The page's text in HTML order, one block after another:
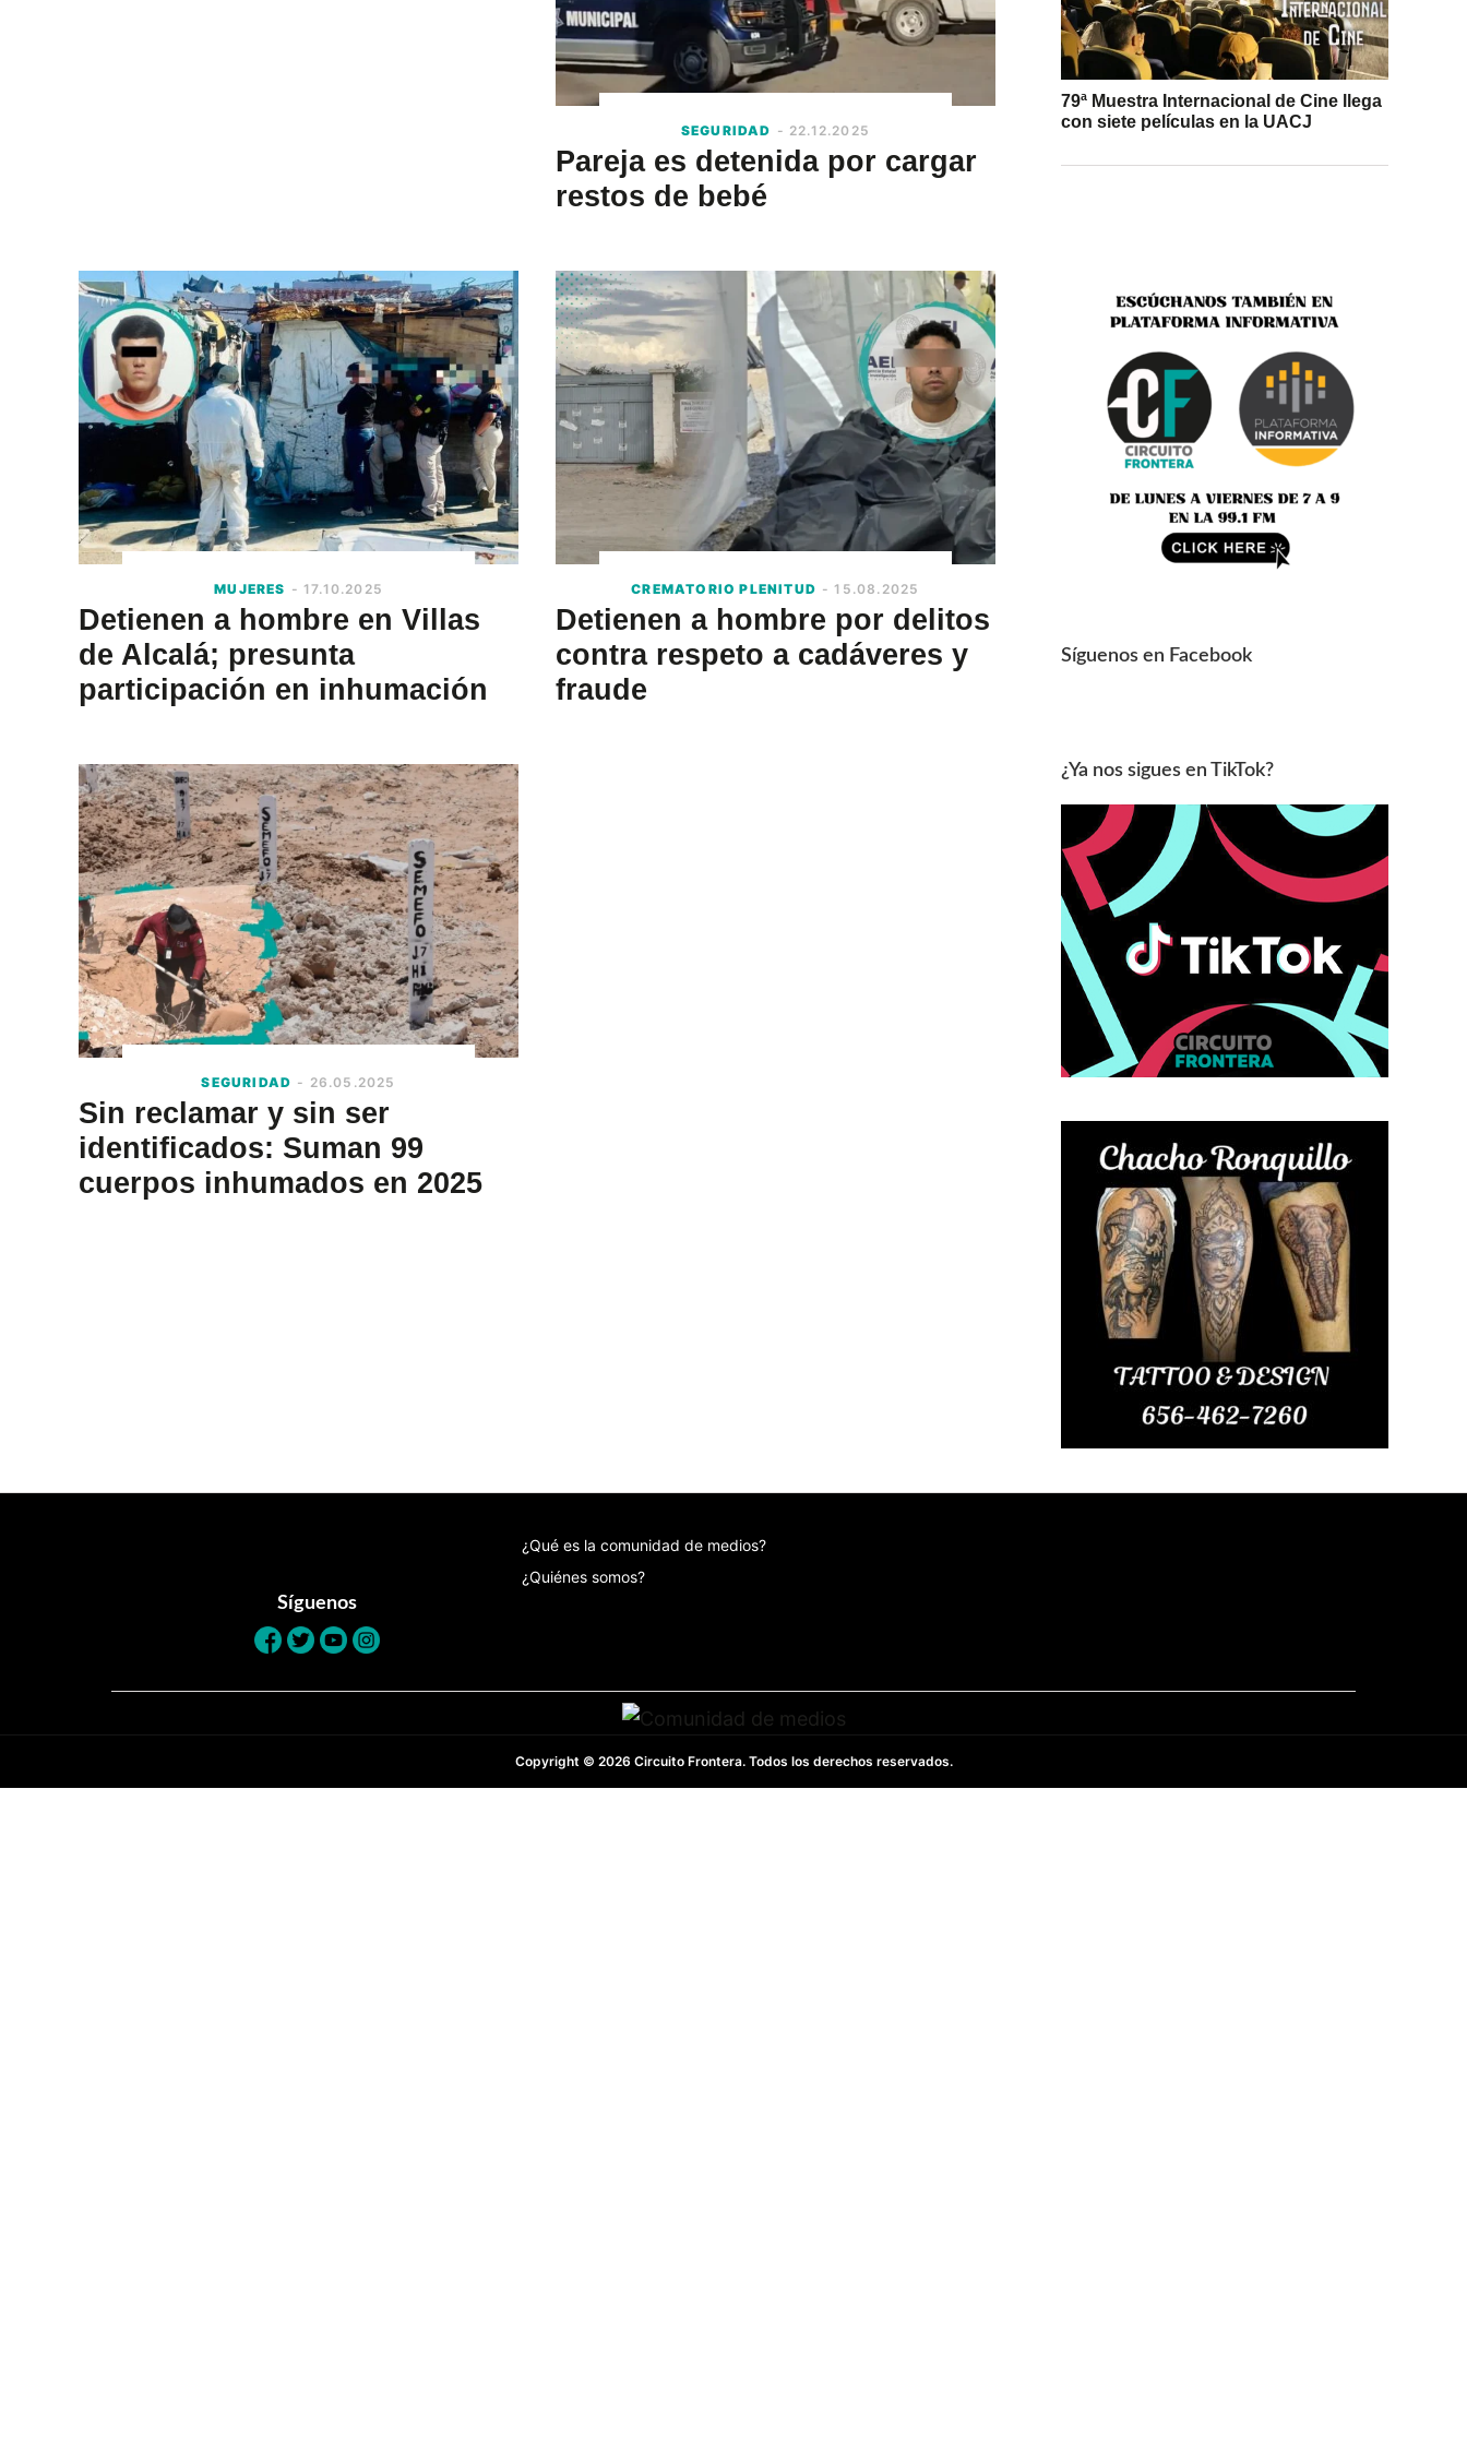
SEGURIDAD - 22.12.2025
Pareja es detenida por cargar
restos de bebé
MUJERES - 17.10.2025
Detienen a hombre en Villas
de Alcalá; presunta
participación en inhumación
CREMATORIO PLENITUD - 15.08.2025
Detienen a hombre por delitos
contra respeto a cadáveres y
fraude
SEGURIDAD - 26.05.2025
Sin reclamar y sin ser
identificados: Suman 99
cuerpos inhumados en 2025
79ª Muestra Internacional de Cine llega
con siete películas en la UACJ
Síguenos en Facebook
¿Ya nos sigues en TikTok?
Síguenos
¿Qué es la comunidad de medios?
¿Quiénes somos?
Copyright © 2026 Circuito Frontera. Todos los derechos reservados.